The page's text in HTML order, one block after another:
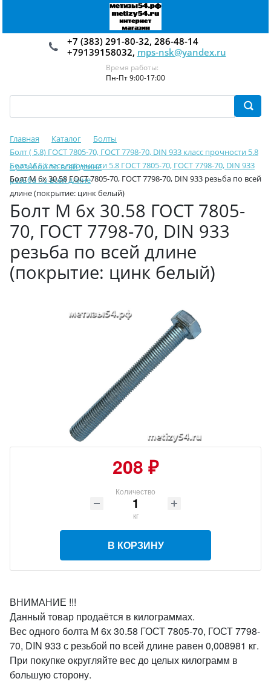
+7 (383) 291-80-32, 286-48-14
+79139158032, mps-nsk@yandex.ru
Время работы:
Пн-Пт 9:00-17:00
Главная Каталог
Болты
Болт ( 5.8) ГОСТ 7805-70, ГОСТ 7798-70, DIN 933 класс прочности 5.8
с резьбой по всей длине
Болт М 6 класс прочности 5.8 ГОСТ 7805-70, ГОСТ 7798-70, DIN 933
резьба по всей длине
Болт М 6х 30.58 ГОСТ 7805-70, ГОСТ 7798-70, DIN 933 резьба по всей
длине (покрытие: цинк белый)
Болт М 6х 30.58 ГОСТ 7805-
70, ГОСТ 7798-70, DIN 933
резьба по всей длине
(покрытие: цинк белый)
208 ₽
Количество
кг
В КОРЗИНУ
ВНИМАНИЕ !!!
Данный товар продаётся в килограммах.
Вес одного болта М 6х 30.58 ГОСТ 7805-70, ГОСТ 7798-
70, DIN 933 с резьбой по всей длине равен 0,008981 кг.
При покупке округляйте вес до целых килограмм в
большую сторону.